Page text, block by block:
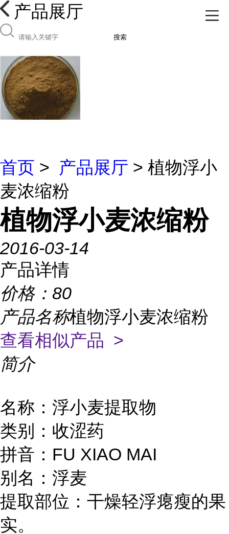
产品展厅
搜索
首页 > 产品展厅 > 植物浮小
麦浓缩粉
植物浮小麦浓缩粉
2016-03-14
产品详情
价格： 80
产品名称植物浮小麦浓缩粉
查看相似产品 >
简介
名称：浮小麦提取物
类别：收涩药
拼音：FU XIAO MAI
别名：浮麦
提取部位：干燥轻浮瘪瘦的果
实。